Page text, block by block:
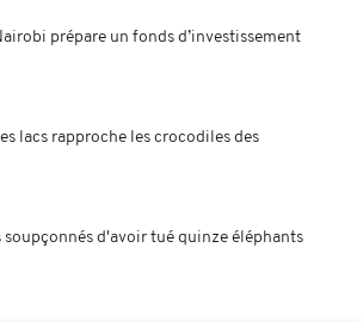
prépare un fonds d’investissement
lacs rapproche les crocodiles des
soupçonnés d'avoir tué quinze éléphants